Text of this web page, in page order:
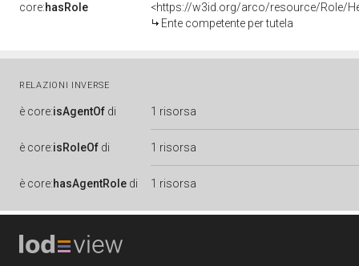
core:hasRole
<https://w3id.org/arco/resource/Role/
Ente competente per tutela
RELAZIONI INVERSE
è core:isAgentOf di 1 risorsa
è core:isRoleOf di 1 risorsa
è core:hasAgentRole di 1 risorsa